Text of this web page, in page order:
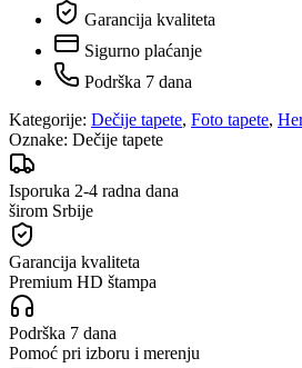
Garancija kvaliteta
Sigurno plaćanje
Podrška 7 dana
Kategorije: Dečije tapete, Foto tapete,
Oznake: Dečije tapete
Isporuka 2-4 radna dana
širom Srbije
Garancija kvaliteta
Premium HD štampa
Podrška 7 dana
Pomoć pri izboru i merenju